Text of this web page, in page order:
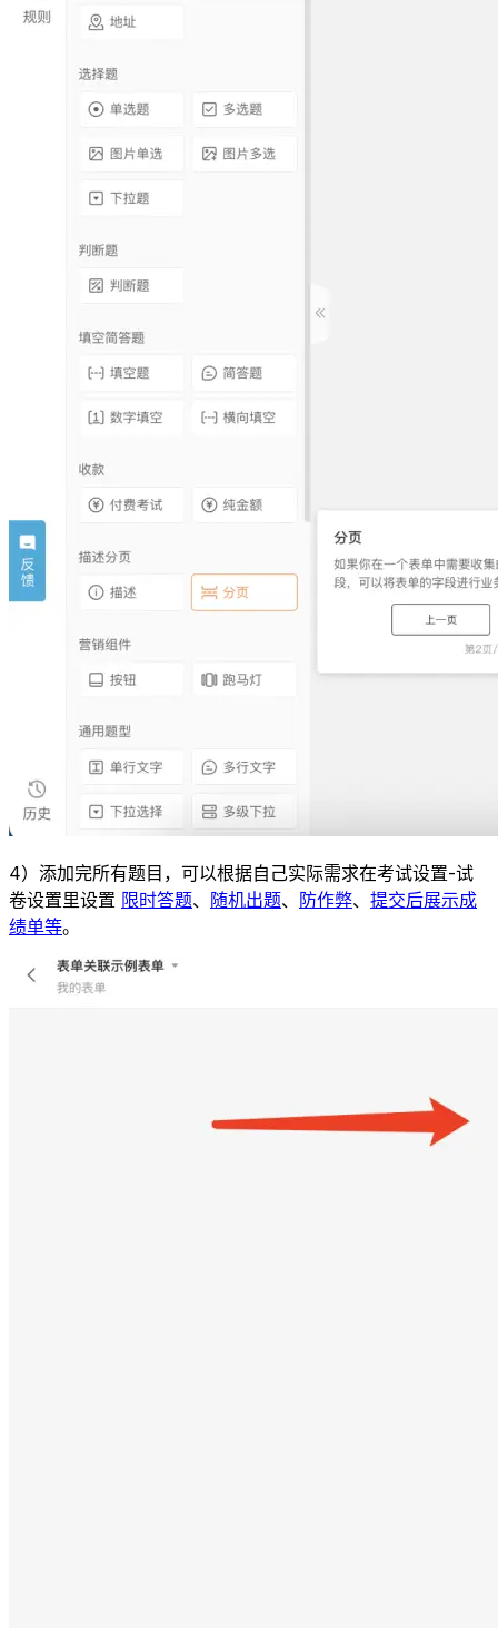
4）添加完所有题目，可以根据自己实际需求在考试设置-试
卷设置里设置 限时答题、 随机出题、 防作弊、 提交后展示成
绩单等。